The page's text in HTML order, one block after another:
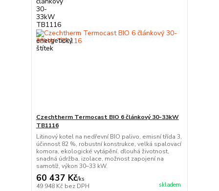
Czechtherm Termocast BIO 6 článkový 30-33kW
TB1116
Litinový kotel na nedřevní BIO palivo, emisní třída 3,
účinnost 82 %, robustní konstrukce, velká spalovací
komora, ekologické vytápění, dlouhá životnost,
snadná údržba, izolace, možnost zapojení na
samotíž, výkon 30–33 kW.
60 437 Kč/ks
49 948 Kč bez DPH skladem